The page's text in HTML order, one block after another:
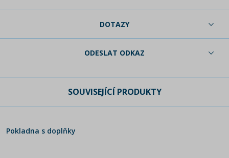
DOTAZY
ODESLAT ODKAZ
SOUVISEJÍCÍ PRODUKTY
Pokladna s doplňky